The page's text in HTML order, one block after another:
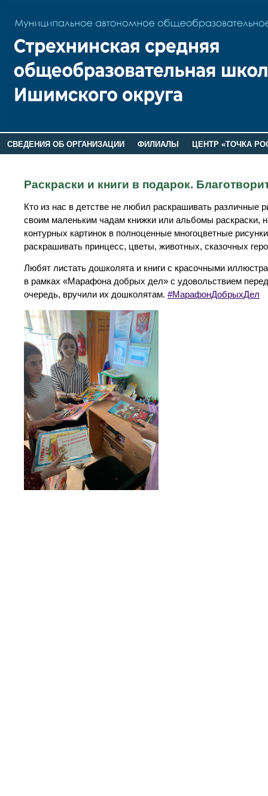
СВЕДЕНИЯ ОБ ОРГАНИЗАЦИИ ФИЛИАЛЫ
ЦЕНТР «ТОЧКА
Раскраски и книги в подарок.
Кто из нас в детстве не любил раскрашивать различные
своим маленьким чадам книжки или альбомы раскраски,
контурных картинок в полноценные многоцветные
раскрашивать принцесс, цветы, животных, сказочных
Любят листать дошколята и книги с красочными
в рамках «Марафона добрых дел» с удовольствием
очередь, вручили их дошколятам. #МарафонДобрыхДел